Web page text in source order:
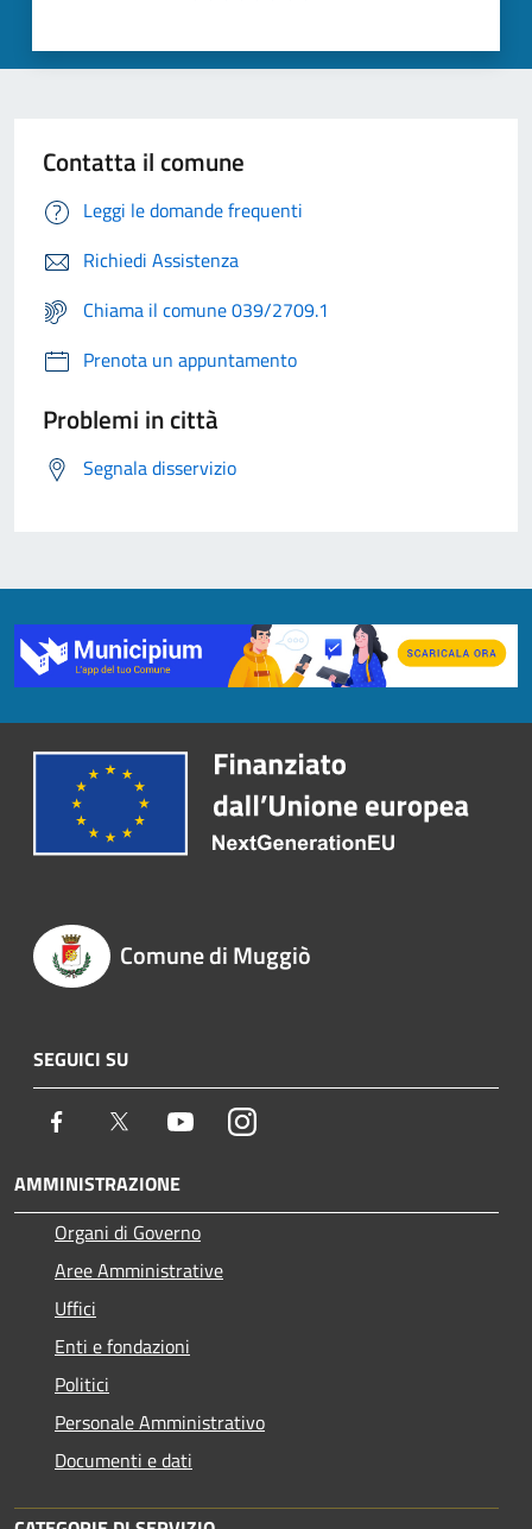
Contatta il comune
Leggi le domande frequenti
Richiedi Assistenza
Chiama il comune 039/2709.1
Prenota un appuntamento
Problemi in città
Segnala disservizio
Comune di Muggiò
SEGUICI SU
Facebook Twitter YoutubeInstagram
AMMINISTRAZIONE
Organi di Governo
Aree Amministrative
Uffici
Enti e fondazioni
Politici
Personale Amministrativo
Documenti e dati